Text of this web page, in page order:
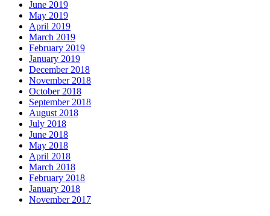
June 2019
May 2019
April 2019
March 2019
February 2019
January 2019
December 2018
November 2018
October 2018
September 2018
August 2018
July 2018
June 2018
May 2018
April 2018
March 2018
February 2018
January 2018
November 2017